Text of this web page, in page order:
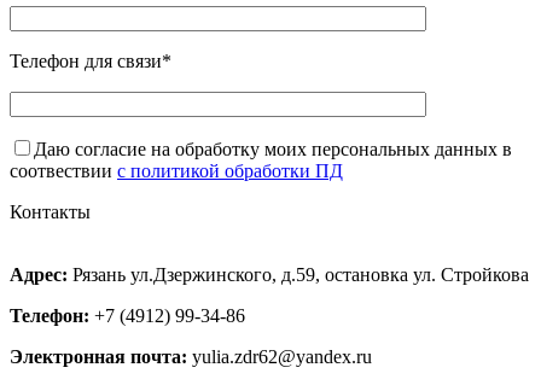
Телефон для связи*
Даю согласие на обработку моих персональных данных в
соотвествии с политикой обработки ПД
Контакты
Адрес: Рязань ул.Дзержинского, д.59, остановка ул. Стройкова
Телефон: +7 (4912) 99-34-86
Электронная почта: yulia.zdr62@yandex.ru